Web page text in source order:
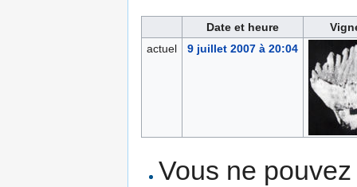
Date et heure
actuel
9 juillet 2007 à 20:04
Vous ne